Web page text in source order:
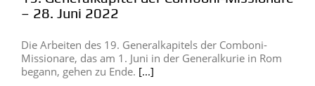
– 28. Juni 2022
Die Arbeiten des 19. Generalkapitels der Comboni-
Missionare, das am 1. Juni in der Generalkurie in Rom
begann, gehen zu Ende. [...]